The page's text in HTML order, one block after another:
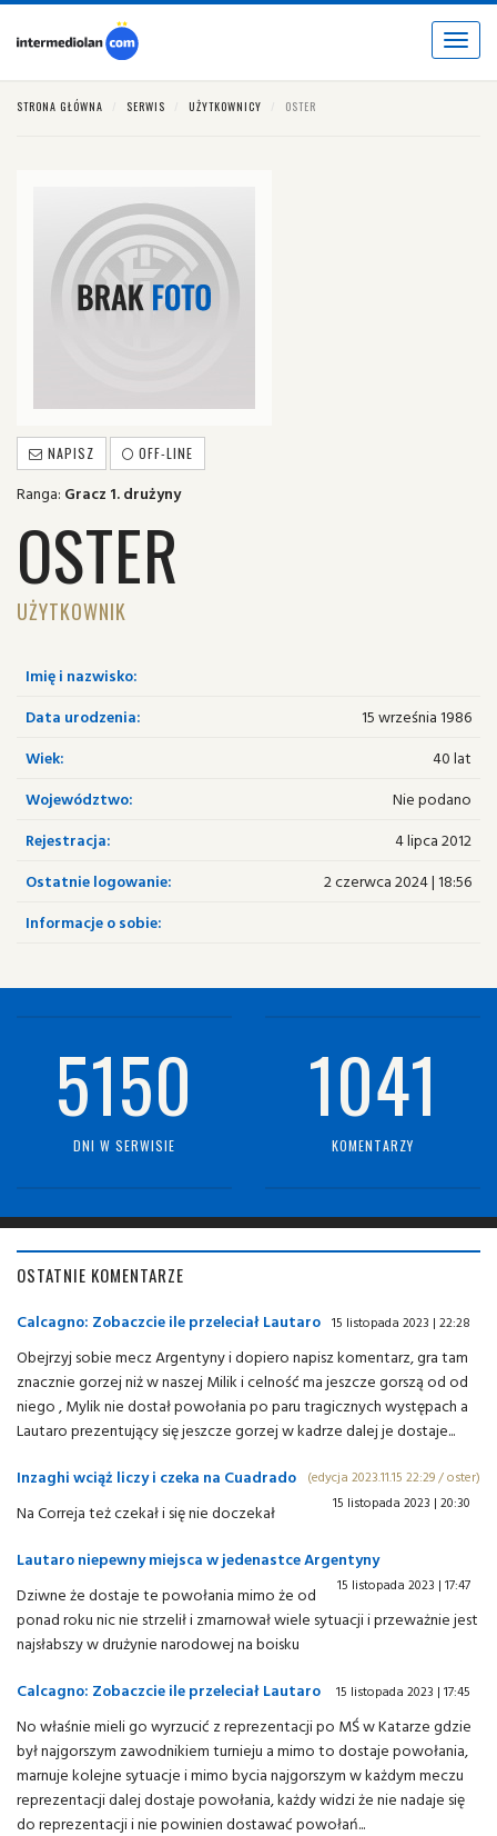
Toggle
STRONA GŁÓWNA SERWIS UŻYTKOWNICY OSTER
NAPISZ OFF-LINE
Ranga: Gracz 1. drużyny
OSTER
UŻYTKOWNIK
Imię i nazwisko:
Data urodzenia:
15 września 1986
Wiek:
40 lat
Województwo:
Nie podano
Rejestracja:
4 lipca 2012
Ostatnie logowanie:
2 czerwca 2024 | 18:56
Informacje o sobie:
5150
DNI W SERWISIE
1041
KOMENTARZY
OSTATNIE KOMENTARZE
Calcagno: Zobaczcie ile przeleciał Lautaro 15 listopada 2023 | 22:28
Obejrzyj sobie mecz Argentyny i dopiero napisz komentarz, gra tam
znacznie gorzej niż w naszej Milik i celność ma jeszcze gorszą od od
niego , Mylik nie dostał powołania po paru tragicznych występach a
Lautaro prezentujący się jeszcze gorzej w kadrze dalej je dostaje...
(edycja 2023.11.15 22:29 / oster)
Inzaghi wciąż liczy i czeka na Cuadrado
15 listopada 2023 | 20:30
Na Correja też czekał i się nie doczekał
Lautaro niepewny miejsca w jedenastce Argentyny
15 listopada 2023 | 17:47
Dziwne że dostaje te powołania mimo że od
ponad roku nic nie strzelił i zmarnował wiele sytuacji i przeważnie jest
najsłabszy w drużynie narodowej na boisku
Calcagno: Zobaczcie ile przeleciał Lautaro
15 listopada 2023 | 17:45
No właśnie mieli go wyrzucić z reprezentacji po MŚ w Katarze gdzie
był najgorszym zawodnikiem turnieju a mimo to dostaje powołania,
marnuje kolejne sytuacje i mimo bycia najgorszym w każdym meczu
reprezentacji dalej dostaje powołania, każdy widzi że nie nadaje się
do reprezentacji i nie powinien dostawać powołań...